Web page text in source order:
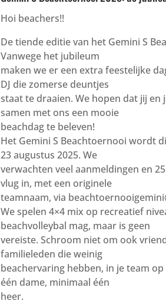
Hoi beachers!!
De tiende editie van het Gemini S
Vanwege het jubileum
maken we er een extra feestelijke
DJ die zomerse deuntjes
staat te draaien. We hopen dat jij en
samen met ons een mooie
beachdag te beleven!
Het Gemini S Beachtoernooi wordt
23 augustus 2025. We
verwachten veel aanmeldingen en
vlug in, met een originele
teamnaam, via
We spelen 4×4 mix op recreatief
beachvolleybal mag, maar is geen
vereiste. Schroom niet om ook
familieleden die weinig
beachervaring hebben, in je team
één dame, minimaal één
heer.